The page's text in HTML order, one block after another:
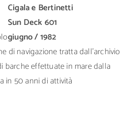
Cigala e Bertinetti
Sun Deck 601
giugno / 1982
di navigazione tratta dall’archivio
barche effettuate in mare dalla
in 50 anni di attività